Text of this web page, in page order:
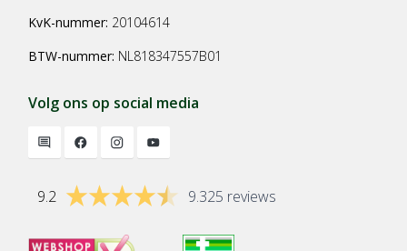
KvK-nummer: 20104614
BTW-nummer: NL818347557B01
Volg ons op social media
9.2 9.325 reviews